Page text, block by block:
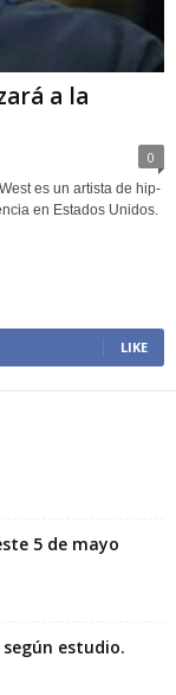
a la
0
es un artista de hip-
en Estados Unidos.
LIKE
5 de mayo
estudio.